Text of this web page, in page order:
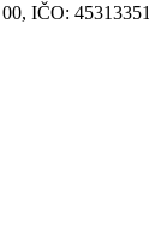
IČO: 45313351